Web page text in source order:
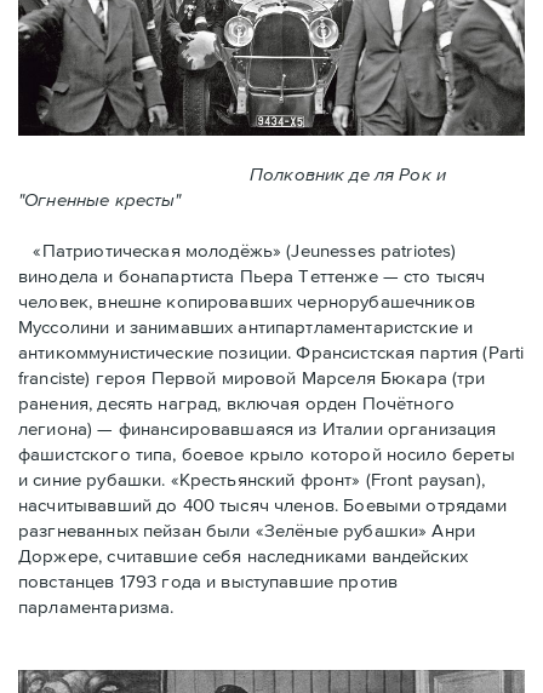
Полковник де ля Рок и
"Огненные кресты"
«Патриотическая молодёжь» (Jeunesses patriotes)
винодела и бонапартиста Пьера Тeттенже — cто тысяч
человек, внешне копировавших чернорубашечников
Муссолини и занимавших антипартламентаристские и
антикоммунистические позиции. Франсистская партия (Parti
franciste) героя Первой мировой Марселя Бюкара (три
ранения, десять наград, включая орден Почётного
легиона) — финансировавшаяся из Италии организация
фашистского типа, боевое крыло которой носило береты
и синие рубашки. «Крестьянский фронт» (Front paysan),
насчитывавший до 400 тысяч членов. Боевыми отрядами
разгневанных пейзан были «Зелёные рубашки» Анри
Доржере, считавшие себя наследниками вандейских
повстанцев 1793 года и выступавшие против
парламентаризма.